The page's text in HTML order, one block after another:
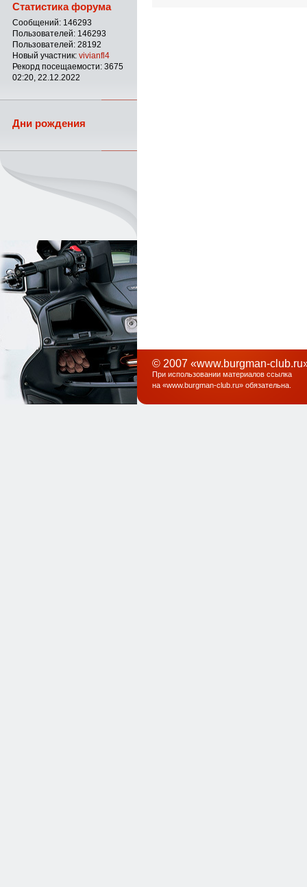
Статистика форума
Сообщений: 146293
Пользователей: 146293
Пользователей: 28192
Новый участник: vivianfl4
Рекорд посещаемости: 3675
02:20, 22.12.2022
Дни рождения
© 2007 «www.burgman-
При использовании материалов ссылка
на «www.burgman-club.ru» обязательна